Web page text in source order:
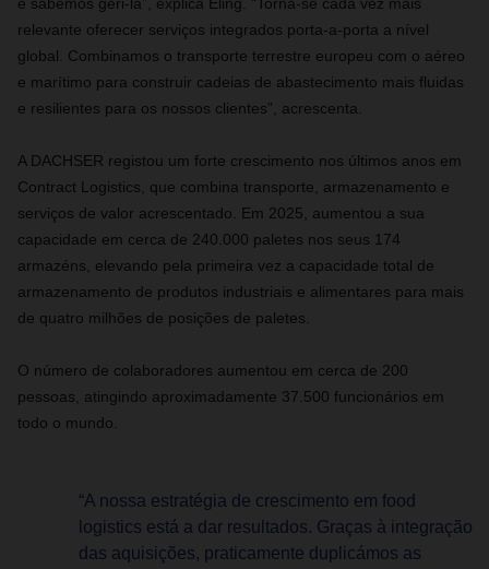
relevante oferecer serviços integrados porta‑a‑porta a nível
global. Combinamos o transporte terrestre europeu com o aéreo
e marítimo para construir cadeias de abastecimento mais fluidas
e resilientes para os nossos clientes”, acrescenta.
A DACHSER registou um forte crescimento nos últimos anos em
Contract Logistics, que combina transporte, armazenamento e
serviços de valor acrescentado. Em 2025, aumentou a sua
capacidade em cerca de 240.000 paletes nos seus 174
armazéns, elevando pela primeira vez a capacidade total de
armazenamento de produtos industriais e alimentares para mais
de quatro milhões de posições de paletes.
O número de colaboradores aumentou em cerca de 200
pessoas, atingindo aproximadamente 37.500 funcionários em
todo o mundo.
“A nossa estratégia de crescimento em food
logistics está a dar resultados. Graças à integração
das aquisições, praticamente duplicámos as